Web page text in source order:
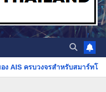
รับสมาร์ทโฟนและบริการดิจิทัล